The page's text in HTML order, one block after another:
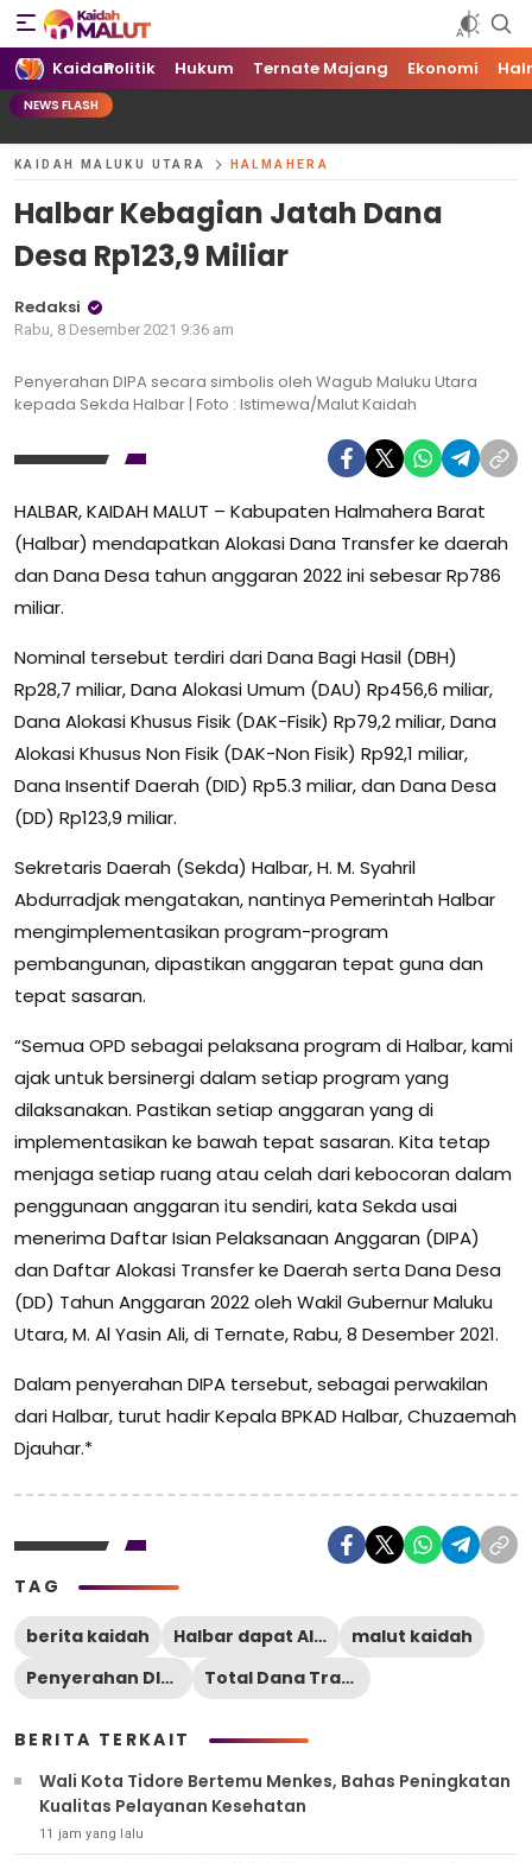
Kaidah Maluku Utara
Kaidah Maluku Utara
KaidahPolitik Hukum Ternate Majang Ekonomi
NEWS FLASH
KAIDAH MALUKU UTARA HALMAHERA
Halbar Kebagian Jatah Dana
Desa Rp123,9 Miliar
Redaksi
Rabu, 8 Desember 2021 9:36 am
Penyerahan DIPA secara simbolis oleh Wagub Maluku Utara
kepada Sekda Halbar | Foto : Istimewa/Malut Kaidah
HALBAR, KAIDAH MALUT – Kabupaten Halmahera Barat
(Halbar) mendapatkan Alokasi Dana Transfer ke daerah
dan Dana Desa tahun anggaran 2022 ini sebesar Rp786
miliar.
Nominal tersebut terdiri dari Dana Bagi Hasil (DBH)
Rp28,7 miliar, Dana Alokasi Umum (DAU) Rp456,6 miliar,
Dana Alokasi Khusus Fisik (DAK-Fisik) Rp79,2 miliar, Dana
Alokasi Khusus Non Fisik (DAK-Non Fisik) Rp92,1 miliar,
Dana Insentif Daerah (DID) Rp5.3 miliar, dan Dana Desa
(DD) Rp123,9 miliar.
Sekretaris Daerah (Sekda) Halbar, H. M. Syahril
Abdurradjak mengatakan, nantinya Pemerintah Halbar
mengimplementasikan program-program
pembangunan, dipastikan anggaran tepat guna dan
tepat sasaran.
“Semua OPD sebagai pelaksana program di Halbar, kami
ajak untuk bersinergi dalam setiap program yang
dilaksanakan. Pastikan setiap anggaran yang di
implementasikan ke bawah tepat sasaran. Kita tetap
menjaga setiap ruang atau celah dari kebocoran dalam
penggunaan anggaran itu sendiri, kata Sekda usai
menerima Daftar Isian Pelaksanaan Anggaran (DIPA)
dan Daftar Alokasi Transfer ke Daerah serta Dana Desa
(DD) Tahun Anggaran 2022 oleh Wakil Gubernur Maluku
Utara, M. Al Yasin Ali, di Ternate, Rabu, 8 Desember 2021.
Dalam penyerahan DIPA tersebut, sebagai perwakilan
dari Halbar, turut hadir Kepala BPKAD Halbar, Chuzaemah
Djauhar.*
TAG
berita kaidah Halbar dapat Alokasi DD
malut kaidah
Penyerahan DIPA
Total Dana Transfer
BERITA TERKAIT
Wali Kota Tidore Bertemu Menkes, Bahas Peningkatan
Kualitas Pelayanan Kesehatan
11 jam yang lalu